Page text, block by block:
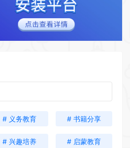
# 义务教育 # 书籍分享
# 兴趣培养 # 启蒙教育